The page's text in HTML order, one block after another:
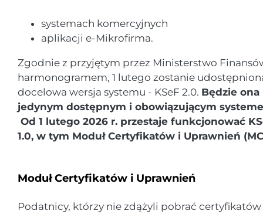
systemach komercyjnych
aplikacji e-Mikrofirma.
Zgodnie z przyjętym przez Ministerstwo
harmonogramem, 1 lutego zostanie
docelowa wersja systemu - KSeF 2.0. Będzie ona
jedynym dostępnym i obowiązującym
Od 1 lutego 2026 r. przestaje funkcjonować
1.0, w tym Moduł Certyfikatów i Uprawnień
Moduł Certyfikatów i Uprawnień
Podatnicy, którzy nie zdążyli pobrać